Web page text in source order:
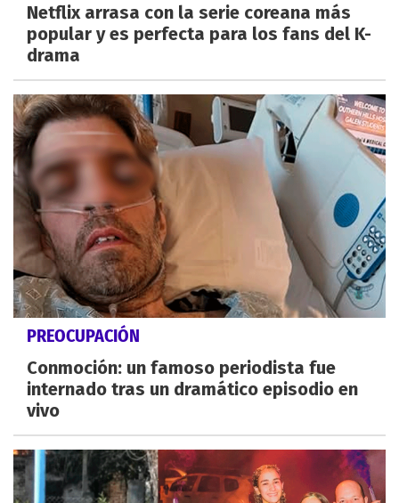
Netflix arrasa con la serie coreana más
popular y es perfecta para los fans del K-
drama
PREOCUPACIÓN
Conmoción: un famoso periodista fue
internado tras un dramático episodio en
vivo